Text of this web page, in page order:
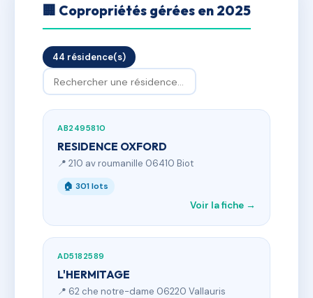
🏢 Copropriétés gérées en 2025
44 résidence(s)
AB2495810
RESIDENCE OXFORD
📍 210 av roumanille 06410 Biot
🏠 301 lots
Voir la fiche →
AD5182589
L'HERMITAGE
📍 62 che notre-dame 06220 Vallauris